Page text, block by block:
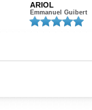
ARIOL
Emmanuel Guibert